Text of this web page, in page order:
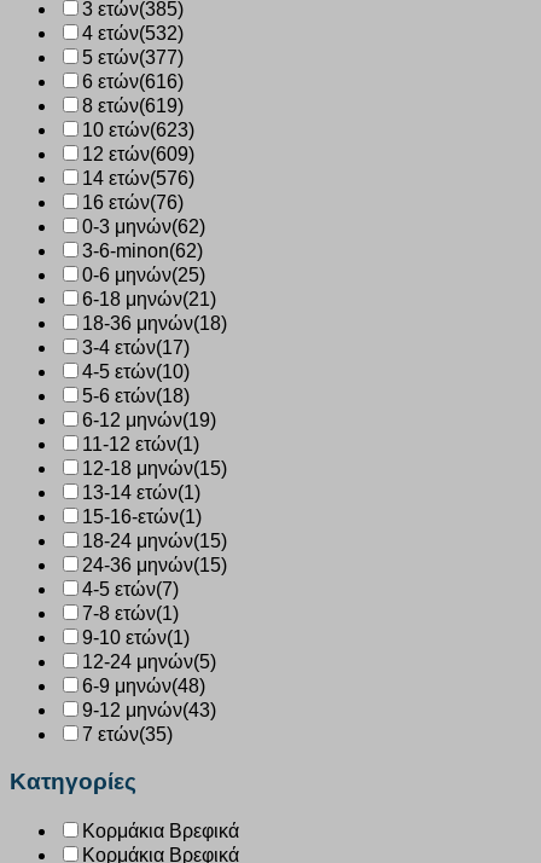
3 ετών(385)
4 ετών(532)
5 ετών(377)
6 ετών(616)
8 ετών(619)
10 ετών(623)
12 ετών(609)
14 ετών(576)
16 ετών(76)
0-3 μηνών(62)
3-6-minon(62)
0-6 μηνών(25)
6-18 μηνών(21)
18-36 μηνών(18)
3-4 ετών(17)
4-5 ετών(10)
5-6 ετών(18)
6-12 μηνών(19)
11-12 ετών(1)
12-18 μηνών(15)
13-14 ετών(1)
15-16-ετών(1)
18-24 μηνών(15)
24-36 μηνών(15)
4-5 ετών(7)
7-8 ετών(1)
9-10 ετών(1)
12-24 μηνών(5)
6-9 μηνών(48)
9-12 μηνών(43)
7 ετών(35)
Κατηγορίες
Κορμάκια Βρεφικά
Κορμάκια Βρεφικά